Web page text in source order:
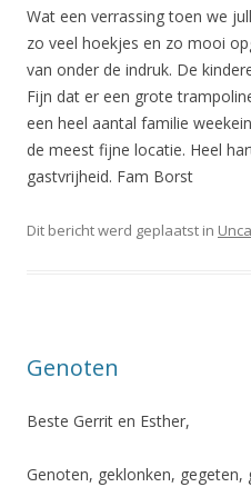
Wat een verrassing toen we
zo veel hoekjes en zo mooi
van onder de indruk. De
Fijn dat er een grote
een heel aantal familie
de meest fijne locatie. Heel
gastvrijheid. Fam Borst
Dit bericht werd geplaatst in
Genoten
Beste Gerrit en Esther,
Genoten, geklonken, gegeten,